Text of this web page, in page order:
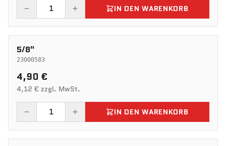
IN DEN WARENKORB
5/8"
23000583
4,90 €
4,12 € zzgl. MwSt.
IN DEN WARENKORB